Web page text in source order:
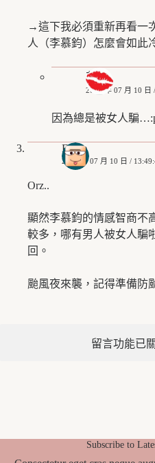
→這下我必須重新再看一
人（李慕鈞）怎麼會如此
艾姬
2018 年 07 月 10 日
因為總是被女人騙
Eddie
2018 年 07 月 10 日 /
Orz..
顯然李慕鈞的情感智商不
較多，哪有男人被女人騙
回。
颱風夜來襲，記得準備防
留言功能已
Subscribe to